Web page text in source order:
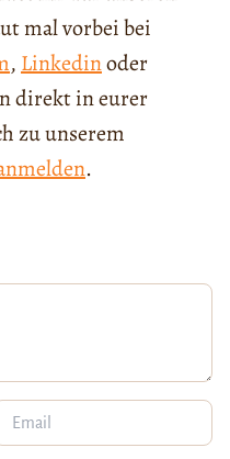
mal vorbei bei
, Linkedinoder
direkt in eurer
zu unserem
.